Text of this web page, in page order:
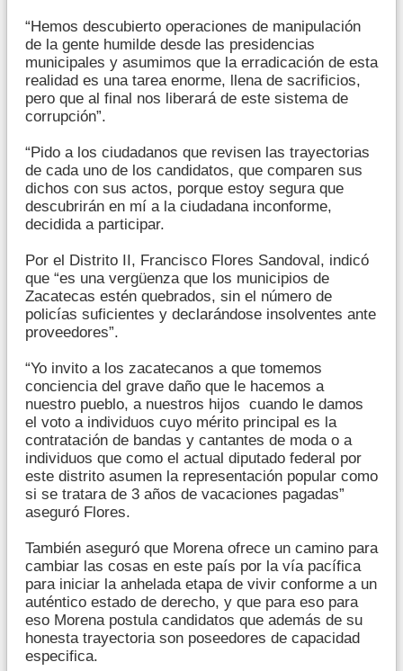
“Hemos descubierto operaciones de manipulación
de la gente humilde desde las presidencias
municipales y asumimos que la erradicación de esta
realidad es una tarea enorme, llena de sacrificios,
pero que al final nos liberará de este sistema de
corrupción”.
“Pido a los ciudadanos que revisen las trayectorias
de cada uno de los candidatos, que comparen sus
dichos con sus actos, porque estoy segura que
descubrirán en mí a la ciudadana inconforme,
decidida a participar.
Por el Distrito II, Francisco Flores Sandoval, indicó
que “es una vergüenza que los municipios de
Zacatecas estén quebrados, sin el número de
policías suficientes y declarándose insolventes ante
proveedores”.
“Yo invito a los zacatecanos a que tomemos
conciencia del grave daño que le hacemos a
nuestro pueblo, a nuestros hijos cuando le damos
el voto a individuos cuyo mérito principal es la
contratación de bandas y cantantes de moda o a
individuos que como el actual diputado federal por
este distrito asumen la representación popular como
si se tratara de 3 años de vacaciones pagadas”
aseguró Flores.
También aseguró que Morena ofrece un camino para
cambiar las cosas en este país por la vía pacífica
para iniciar la anhelada etapa de vivir conforme a un
auténtico estado de derecho, y que para eso para
eso Morena postula candidatos que además de su
honesta trayectoria son poseedores de capacidad
especifica.